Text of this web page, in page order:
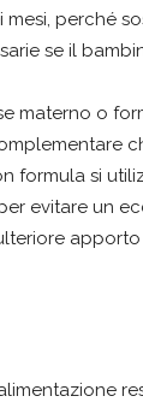
perché
se il
materno o
formula si
evitare un